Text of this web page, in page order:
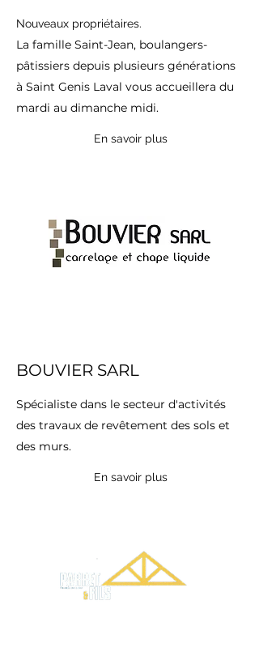
Nouveaux propriétaires.
La famille Saint-Jean, boulangers-
pâtissiers depuis plusieurs générations
à Saint Genis Laval vous accueillera du
mardi au dimanche midi.
En savoir plus
BOUVIER SARL
Spécialiste dans le secteur d'activités
des travaux de revêtement des sols et
des murs.
En savoir plus